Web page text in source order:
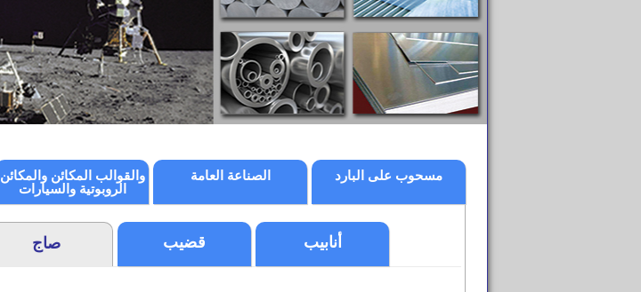
والقوالب المكائن والمكائن
الروبوتية والسيارات
الصناعة العامة مسحوب على البارد
صاج قضيب أنابيب